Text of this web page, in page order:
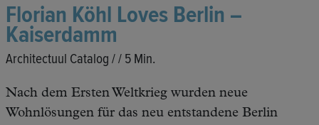
Florian Köhl Loves Berlin –
Kaiserdamm
Architectuul Catalog / / 5 Min.
Nach dem Ersten Weltkrieg wurden neue
Wohnlösungen für das neu entstandene Berlin